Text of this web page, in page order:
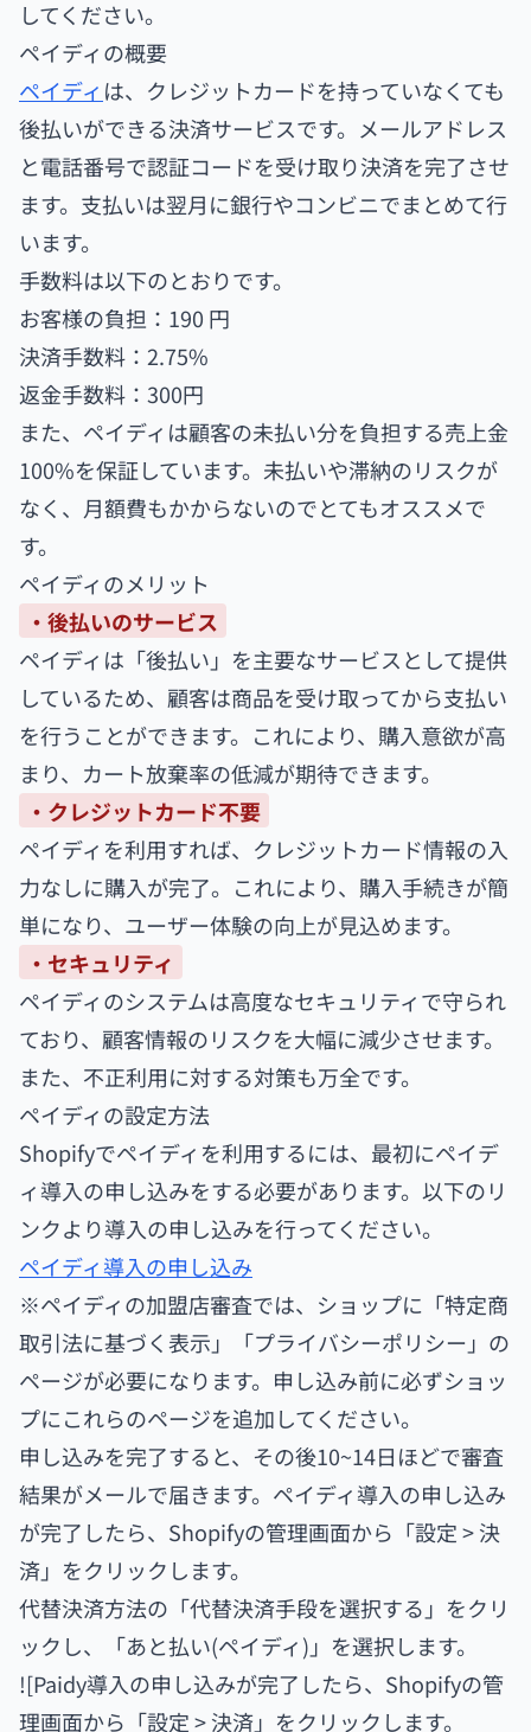
してください。
ペイディの概要
ペイディ は、クレジットカードを持っていなくても
後払いができる決済サービスです。メールアドレス
と電話番号で認証コードを受け取り決済を完了させ
ます。支払いは翌月に銀行やコンビニでまとめて行
います。
手数料は以下のとおりです。
お客様の負担：190 円
決済手数料：2.75%
返金手数料：300円
また、ペイディは顧客の未払い分を負担する売上金
100%を保証しています。未払いや滞納のリスクが
なく、月額費もかからないのでとてもオススメで
す。
ペイディのメリット
・後払いのサービス
ペイディは「後払い」を主要なサービスとして提供
しているため、顧客は商品を受け取ってから支払い
を行うことができます。これにより、購入意欲が高
まり、カート放棄率の低減が期待できます。
・クレジットカード不要
ペイディを利用すれば、クレジットカード情報の入
力なしに購入が完了。これにより、購入手続きが簡
単になり、ユーザー体験の向上が見込めます。
・セキュリティ
ペイディのシステムは高度なセキュリティで守られ
ており、顧客情報のリスクを大幅に減少させます。
また、不正利用に対する対策も万全です。
ペイディの設定方法
Shopifyでペイディを利用するには、最初にペイデ
ィ導入の申し込みをする必要があります。以下のリ
ンクより導入の申し込みを行ってください。
ペイディ導入の申し込み
※ペイディの加盟店審査では、ショップに「特定商
取引法に基づく表示」「プライバシーポリシー」の
ページが必要になります。申し込み前に必ずショッ
プにこれらのページを追加してください。
申し込みを完了すると、その後10~14日ほどで審査
結果がメールで届きます。ペイディ導入の申し込み
が完了したら、Shopifyの管理画面から「設定 > 決
済」をクリックします。
代替決済方法の「代替決済手段を選択する」をクリ
ックし、「あと払い(ペイディ)」を選択します。
![Paidy導入の申し込みが完了したら、Shopifyの管
理画面から「設定 > 決済」をクリックします。